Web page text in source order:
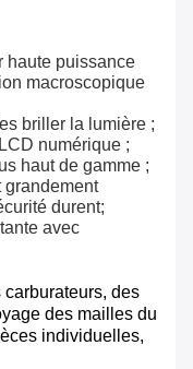
haute puissance
macroscopique
briller la lumière ;
numérique ;
haut de gamme ;
grandement
durent;
avec
des
des mailles du
individuelles,